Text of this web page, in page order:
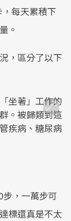
每天累積下
。
，區分了以下
坐著」工作的
。被歸類到這
疾病、糖尿病
，一萬步可
標還真是不太